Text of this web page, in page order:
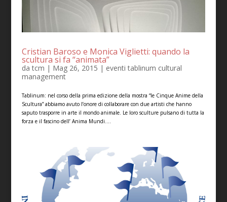
Cristian Baroso e Monica Viglietti: quando la
scultura si fa “animata”
datcm | Mag 26, 2015 | eventi tablinum cultural
management
Tablinum: nel corso della prima edizione della mostra “le Cinque Anime della
Scultura” abbiamo avuto l’onore di collaborare con due artisti che hanno
saputo trasporre in arte il mondo animale. Le loro sculture pulsano di tutta la
forza e il fascino dell’ Anima Mundi....